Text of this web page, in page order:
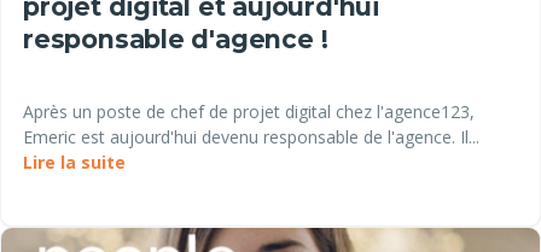
projet digital et aujourd'hui
responsable d'agence !
Après un poste de chef de projet digital chez l'agence123,
Emeric est aujourd'hui devenu responsable de l'agence. Il...
Lire la suite